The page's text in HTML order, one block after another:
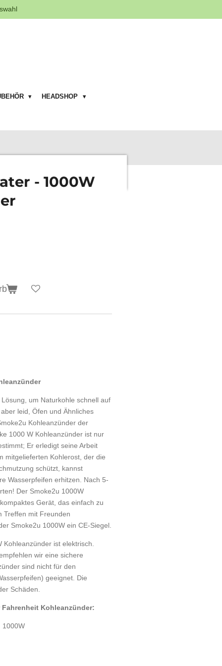
HEADSHOP
- 1000W
um Naturkohle schnell auf
leid, Öfen und Ähnliches
Kohleanzünder der
1000 W Kohleanzünder ist nur
Er erledigt seine Arbeit
mitgelieferten Kohlerost, der die
schützt, kannst
Wasserpfeifen erhitzen. Nach 5-
Der Smoke2u 1000W
Gerät, das einfach zu
Treffen mit Freunden
Smoke2u 1000W ein CE-Siegel.
ist elektrisch.
wir eine sichere
sind nicht für den
geeignet. Die
Schäden.
Kohleanzünder:
1000W